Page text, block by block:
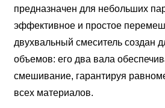
предназначен для небольших
эффективное и простое
двухвальный смеситель создан
объемов: его два вала
смешивание, гарантируя
всех материалов.